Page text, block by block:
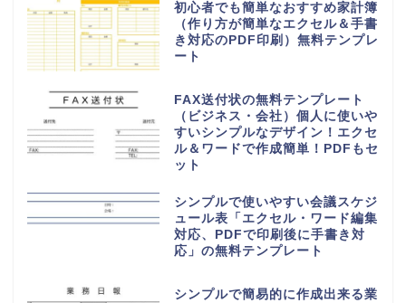
初心者でも簡単なおすすめ家計簿
（作り方が簡単なエクセル＆手書
き対応のPDF印刷）無料テンプレ
ート
FAX送付状の無料テンプレート
（ビジネス・会社）個人に使いや
すいシンプルなデザイン！エクセ
ル＆ワードで作成簡単！PDFもセ
ット
シンプルで使いやすい会議スケジ
ュール表「エクセル・ワード編集
対応、PDFで印刷後に手書き対
応」の無料テンプレート
シンプルで簡易的に作成出来る業